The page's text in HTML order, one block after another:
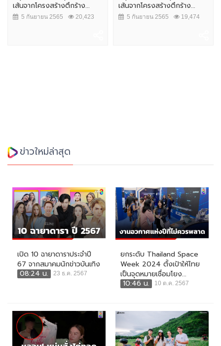
เส้นจากโครงสร้างตึกร้าง...
5 กันยายน 2565 20,423
เส้นจากโครงสร้างตึกร้าง...
5 กันยายน 2565 19,474
ข่าวใหม่ล่าสุด
เปิด 10 ฉายาดาราประจำปี
67 จากสมาคมนักข่าวบันเทิง
08:24 น.
23 ธ.ค. 2567
ยกระดับ Thailand Space
Week 2024 ตั้งเป้าให้ไทย
เป็นจุดหมายเชื่อมโยง...
10:46 น.
10 ต.ค. 2567